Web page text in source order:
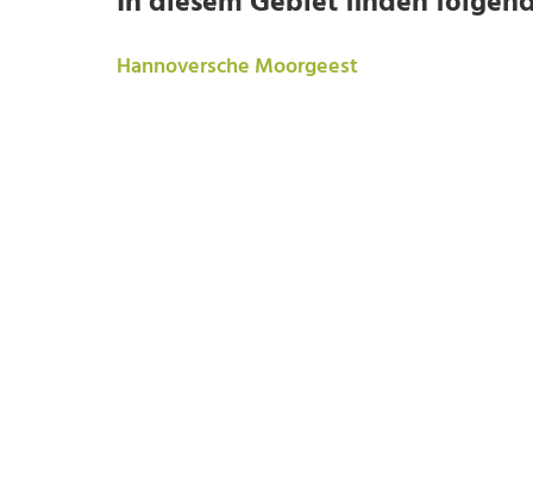
Hannoversche Moorgeest